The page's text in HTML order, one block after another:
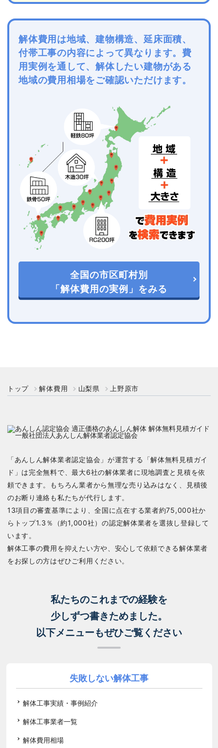
解体費用は地域、建物構造、延床面積、
付帯工事の内容によって異なります。費
用実例を通して、解体したい建物がある
地域の費用相場をご確認いただけます。
全国の市区町村別
「解体費用の実例」をみる
トップ 解体費用 山梨県 上野原市
「あんしん解体業者認定協会」が運営する「解体無料見積ガイ
ド」は完全無料で、最大6社の解体業者に現地調査と見積を依
頼できます。もちろん業者から無理な売り込みはなく、見積後
のお断り連絡も私たちが代行します。
13項目の審査基準により、全国に点在する業者約75,000社か
らトップ1.3％（約1,000社）の認定解体業者を選抜し登録して
います。
解体工事の費用を抑えたい方や、安心して依頼できる解体業者
をお探しの方はぜひご利用ください。
私たちのこれまでの経験を
少しずつ書きためました。
以下メニューもぜひご覧ください
失敗しない解体工事
解体工事実績・事例紹介
解体工事業者一覧
解体費用相場